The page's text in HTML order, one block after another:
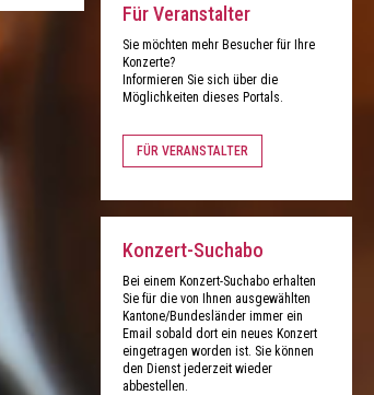
Für Veranstalter
Sie möchten mehr Besucher für Ihre
Konzerte?
Informieren Sie sich über die
Möglichkeiten dieses Portals.
FÜR VERANSTALTER
Konzert-Suchabo
Bei einem Konzert-Suchabo erhalten
Sie für die von Ihnen ausgewählten
Kantone/Bundesländer immer ein
Email sobald dort ein neues Konzert
eingetragen worden ist. Sie können
den Dienst jederzeit wieder
abbestellen.